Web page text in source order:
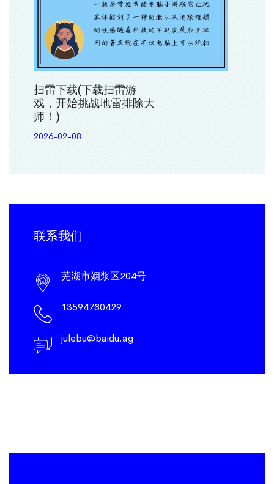
扫雷下载(下载扫雷游
戏，开始挑战地雷排除大
师！)
2026-02-08
联系我们
芜湖市姻浆区204号
13594780429
julebu@baidu.ag